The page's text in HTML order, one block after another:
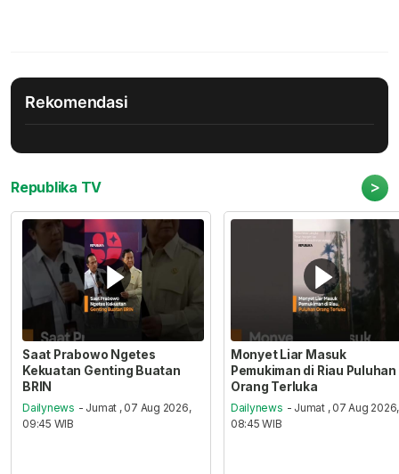
Rekomendasi
Republika TV >
Saat Prabowo Ngetes
Kekuatan Genting Buatan
BRIN
Dailynews - Jumat , 07 Aug 2026,
09:45 WIB
Monyet Liar Masuk
Pemukiman di Riau Puluhan
Orang Terluka
Dailynews - Jumat , 07 Aug 2026,
08:45 WIB